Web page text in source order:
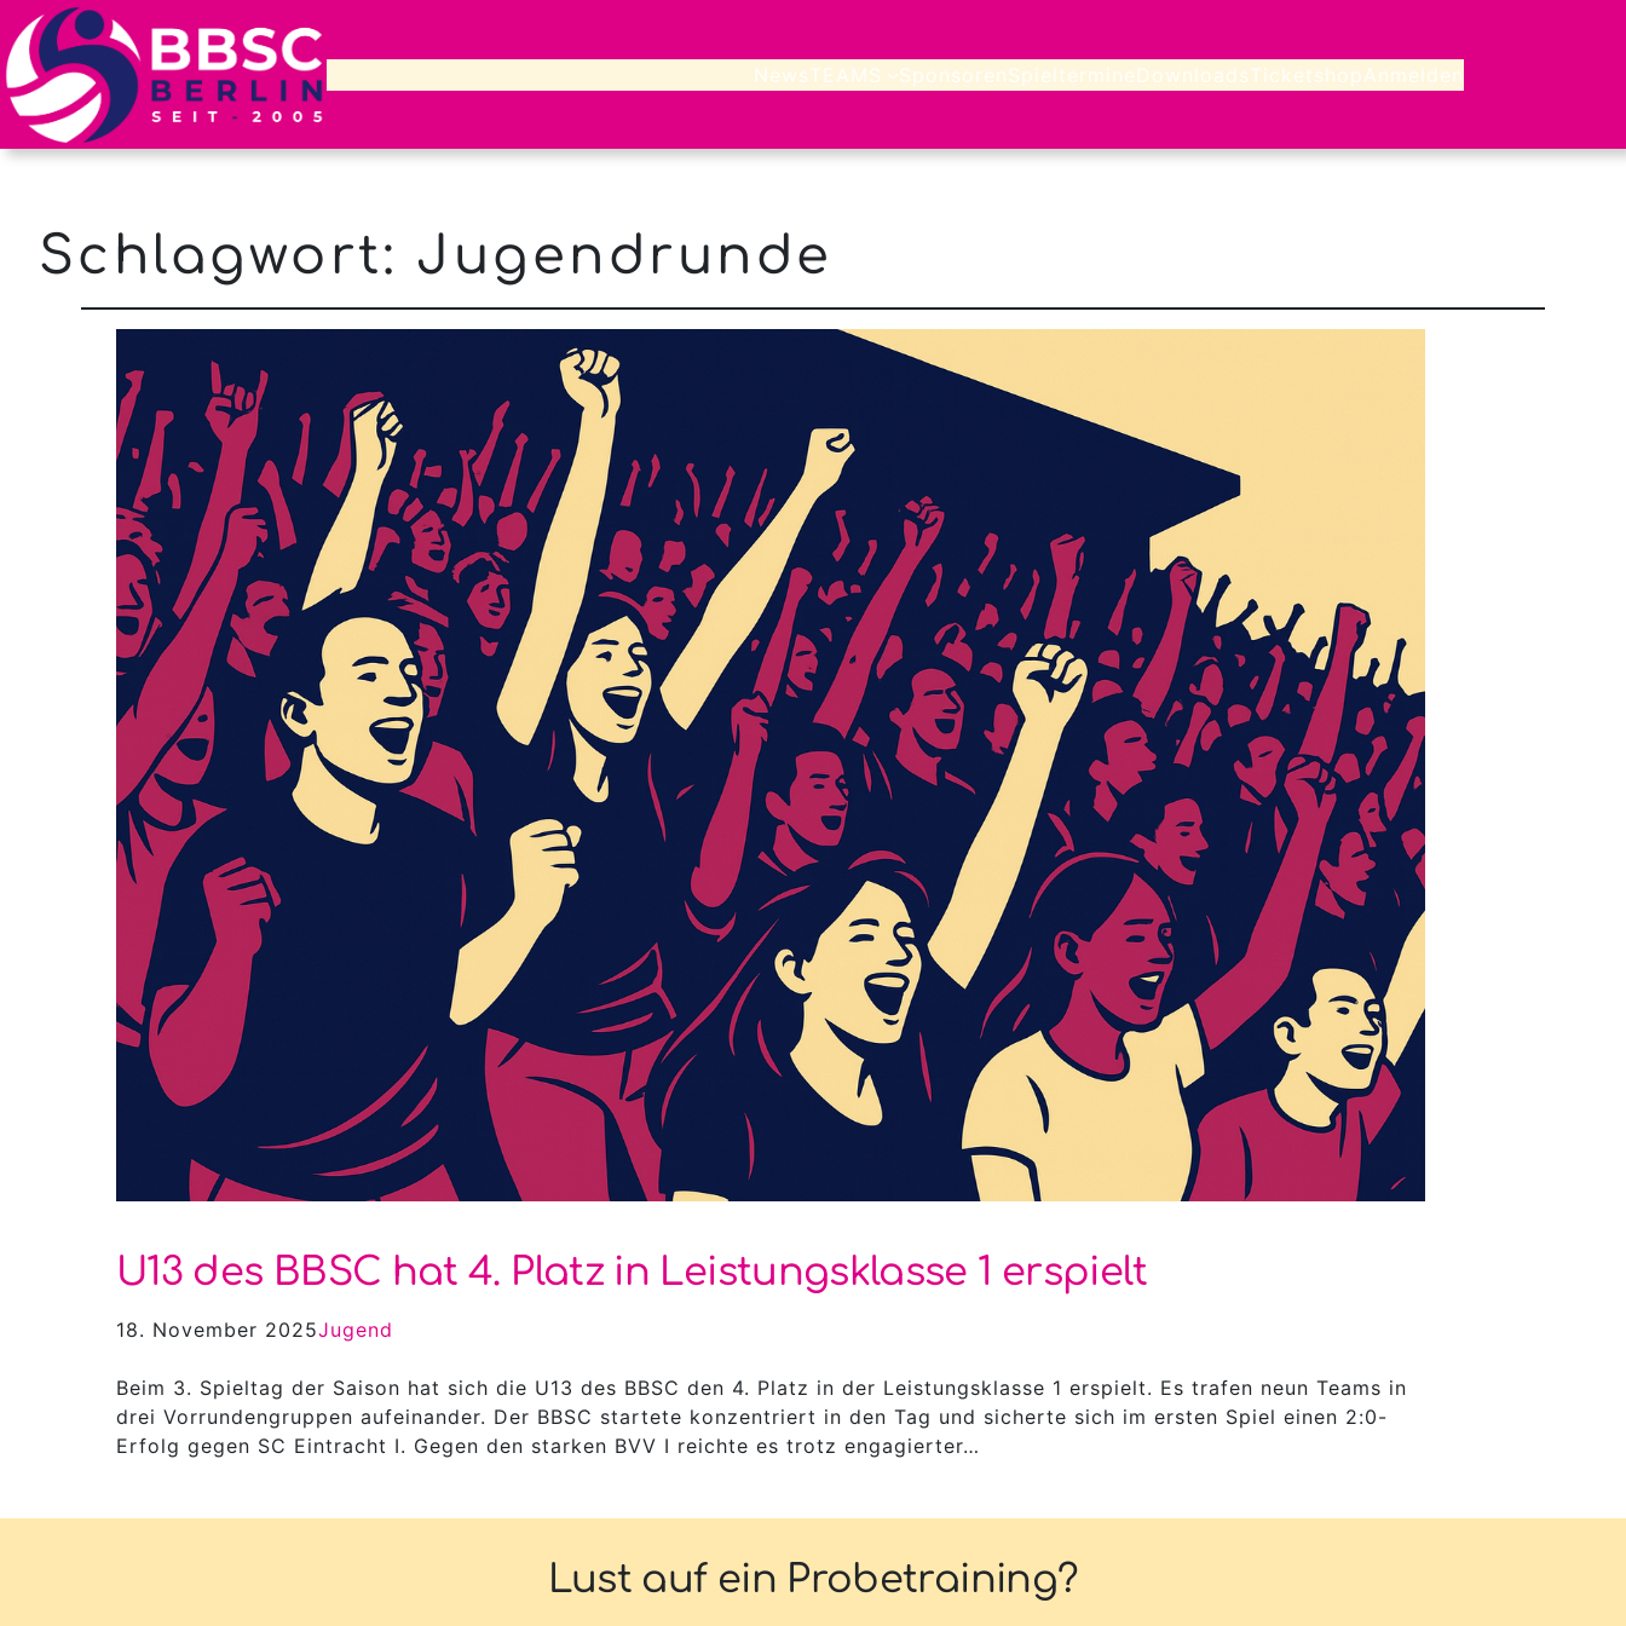
News TEAMS SponsorenSpieltermine Downloads TicketshopAnmelden
Schlagwort: Jugendrunde
U13 des BBSC hat 4. Platz in Leistungsklasse 1 erspielt
18. November 2025Jugend
Beim 3. Spieltag der Saison hat sich die U13 des BBSC den 4. Platz in der Leistungsklasse 1 erspielt. Es trafen neun Teams in
drei Vorrundengruppen aufeinander. Der BBSC startete konzentriert in den Tag und sicherte sich im ersten Spiel einen 2:0-
Erfolg gegen SC Eintracht I. Gegen den starken BVV I reichte es trotz engagierter…
Lust auf ein Probetraining?